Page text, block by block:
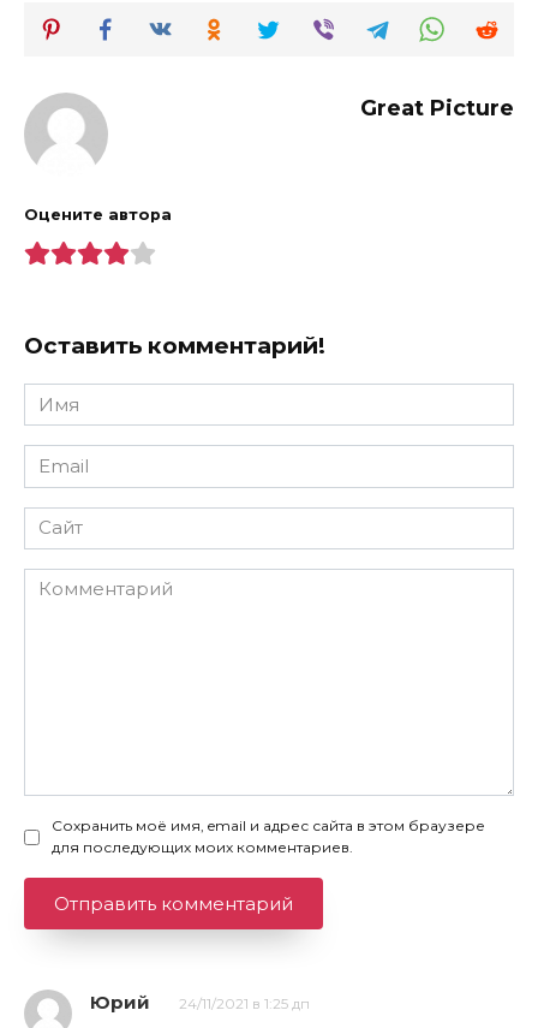
Great Picture
Оцените автора
Оставить комментарий!
Имя
*
Email
*
Сайт
Комментарий
Сохранить моё имя, email и адрес сайта в этом браузере
для последующих моих комментариев.
Юрий 24/11/2021 в 1:25 дп